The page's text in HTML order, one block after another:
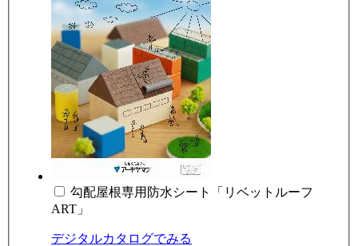
勾配屋根専用防水シート「リベットルーフ
ART」
デジタルカタログでみる